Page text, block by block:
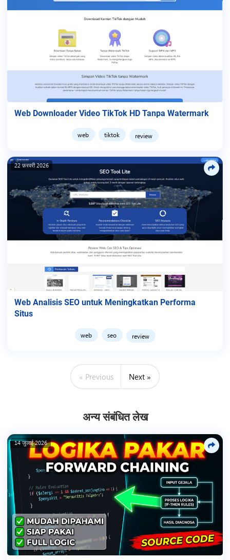
Web Downloader Video TikTok HD Tanpa Watermark
web tiktok review
22 फ़रवरी 2026
Web Analisis SEO untuk Meningkatkan Performa
Situs
web seo review
« Previous Next »
अन्य संबंधित लेख
14 जुलाई 2026